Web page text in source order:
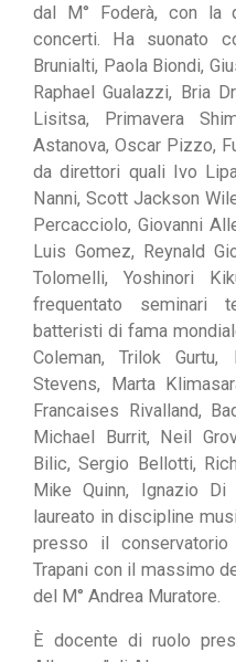
dal M° Foderà, con la
concerti. Ha suonato
Brunialti, Paola Biondi,
RaphaelGualazzi, Bria
Lisitsa, Primavera
Astanova, Oscar Pizzo,
da direttori quali Ivo
Nanni, Scott Jackson
Percacciolo, Giovanni
Luis Gomez, Reynald
Tolomelli, Yoshinori
frequentato seminari
batteristi di fama
Coleman,Trilok Gurtu,
Stevens,
Marta
Francaises Rivalland,
Michael Burrit, Neil
Bilic, Sergio Bellotti,
Mike Quinn, Ignazio Di
laureato indiscipline
presso il conservatorio
Trapani con il massimo
del M° Andrea Muratore.
È docente di ruolo